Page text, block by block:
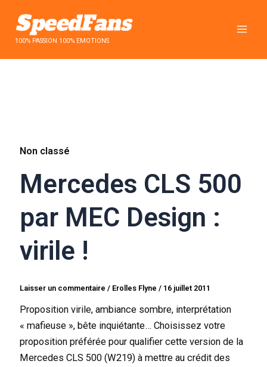
contenu100% PASSION 100% EMOTIONS
Non classé
Mercedes CLS 500
par MEC Design :
virile !
Laisser un commentaire / Erolles Flyne/ 16 juillet 2011
Proposition virile, ambiance sombre, interprétation
« mafieuse », bête inquiétante… Choisissez votre
proposition préférée pour qualifier cette version de la
Mercedes CLS 500 (W219) à mettre au crédit des